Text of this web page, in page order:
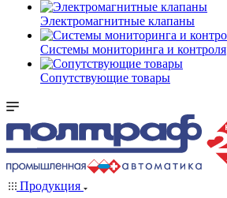
Электромагнитные клапаны
Системы мониторинга и контроля
Сопутствующие товары
Продукция